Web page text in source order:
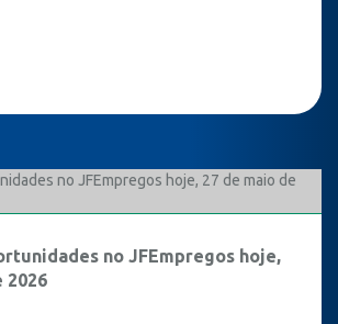
no JFEmpregos hoje,
2026